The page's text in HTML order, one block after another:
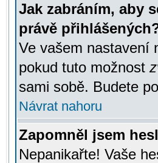
Jak zabráním, aby
právě
Ve vašem nastavení
pokud tuto možnost
sami sobě. Budete
Návrat nahoru
Zapomněl jsem
Nepanikařte! Vaše